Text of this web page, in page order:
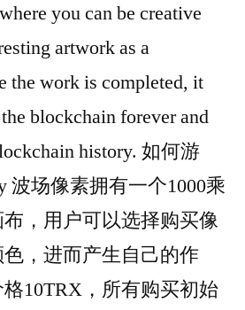
you can be creative
artwork as a
the work is completed, it
blockchain forever and
history. 如何游
波场像素拥有一个1000乘
布，用户可以选择购买像
，进而产生自己的作
10TRX，所有购买初始